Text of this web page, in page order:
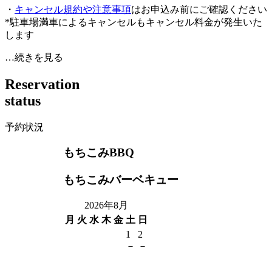
・ キャンセル規約や注意事項はお申込み前にご確認ください
*駐車場満車によるキャンセルもキャンセル料金が発生いた
します
…続きを見る
Reservation
status
予約状況
もちこみBBQ
もちこみバーベキュー
2026年8月
月 火 水 木 金 土 日
1
－
2
－